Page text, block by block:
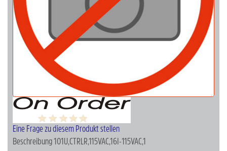
Eine Frage zu diesem Produkt stellen
Beschreibung101U,CTRLR,115VAC,16I-115VAC,1